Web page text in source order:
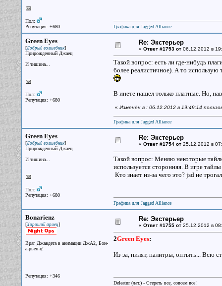
Пол:
Репутация: +680
Графика для Jagged Alliance
Green Eyes
[Добрый волшебник]
Прирожденный Джаец
И тишина...
Пол:
Репутация: +680
Re: Экстерьер
« Ответ #1753 от06.12.2012 в
Такой вопрос: есть ли где-нибудь
более реалистичное). А то использую
В инете нашел только платные. Но,
« Изменён в : 06.12.2012 в 19:49:14
Графика для Jagged Alliance
Green Eyes
[Добрый волшебник]
Прирожденный Джаец
И тишина...
Пол:
Репутация: +680
Re: Экстерьер
« Ответ #1754 от25.12.2012 в
Такой вопрос: Меняю некоторые
используется сторонняя. В игре
Кто знает из-за чего это? jsd не
Графика для Jagged Alliance
Bonarienz
[Хороший ариец]
Враг Джавдета в анимации ДжА2, Бон-
а-рьен-ц!
Репутация: +346
Re: Экстерьер
« Ответ #1755 от25.12.2012 в
2Green Eyes:
Из-за, пилят, палитры, оптыть... Всю
Deleatur (лат.) - Стереть все, совсем все!